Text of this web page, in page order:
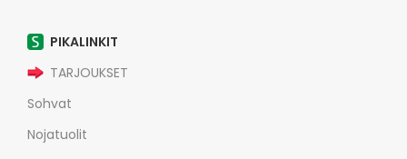
PIKALINKIT
TARJOUKSET
Sohvat
Nojatuolit